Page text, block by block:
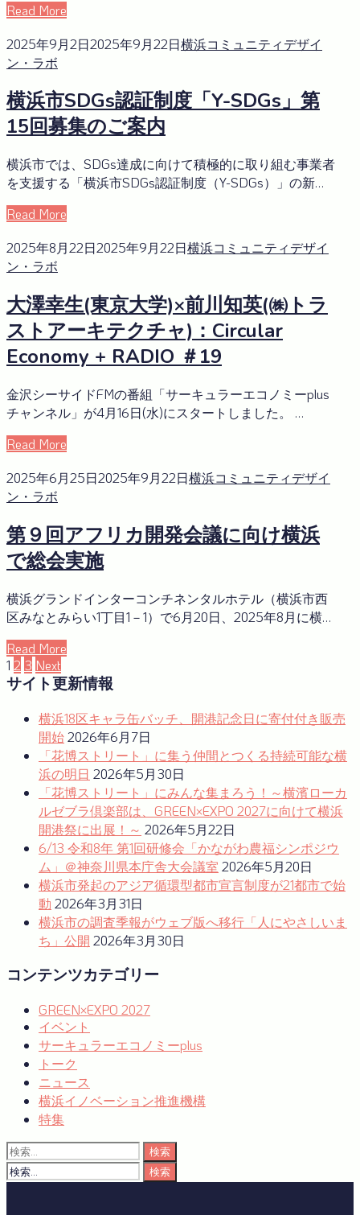
Read More
2025年9月2日2025年9月22日横浜コミュニティデザイ
ン・ラボ
横浜市SDGs認証制度「Y-SDGs」第
15回募集のご案内
横浜市では、SDGs達成に向けて積極的に取り組む事業者
を支援する「横浜市SDGs認証制度（Y-SDGs）」の新…
Read More
2025年8月22日2025年9月22日横浜コミュニティデザイ
ン・ラボ
大澤幸生(東京大学)×前川知英(㈱トラ
ストアーキテクチャ)：Circular
Economy + RADIO ＃19
金沢シーサイドFMの番組「サーキュラーエコノミーplus
チャンネル」が4月16日(水)にスタートしました。 …
Read More
2025年6月25日2025年9月22日横浜コミュニティデザイ
ン・ラボ
第９回アフリカ開発会議に向け横浜
で総会実施
横浜グランドインターコンチネンタルホテル（横浜市西
区みなとみらい1丁目1－1）で6月20日、2025年8月に横…
Read More
投
稿
の
ジ
り
1 2 3 Next
サイト更新情報
横浜18区キャラ缶バッチ、開港記念日に寄付付き販売
開始2026年6月7日
「花博ストリート」に集う仲間とつくる持続可能な横
浜の明日 2026年5月30日
「花博ストリート」にみんな集まろう！～横濱ローカ
ルゼブラ倶楽部は、GREEN×EXPO 2027に向けて横浜
開港祭に出展！～ 2026年5月22日
6/13 令和8年 第1回研修会「かながわ農福シンポジウ
ム」＠神奈川県本庁舎大会議室 2026年5月20日
横浜市発起のアジア循環型都市宣言制度が21都市で始
動 2026年3月31日
横浜市の調査季報がウェブ版へ移行「人にやさしいま
ち」公開 2026年3月30日
コンテンツカテゴリー
GREEN×EXPO 2027
イベント
サーキュラーエコノミーplus
トーク
ニュース
横浜イノベーション推進機構
特集
検
索:
検